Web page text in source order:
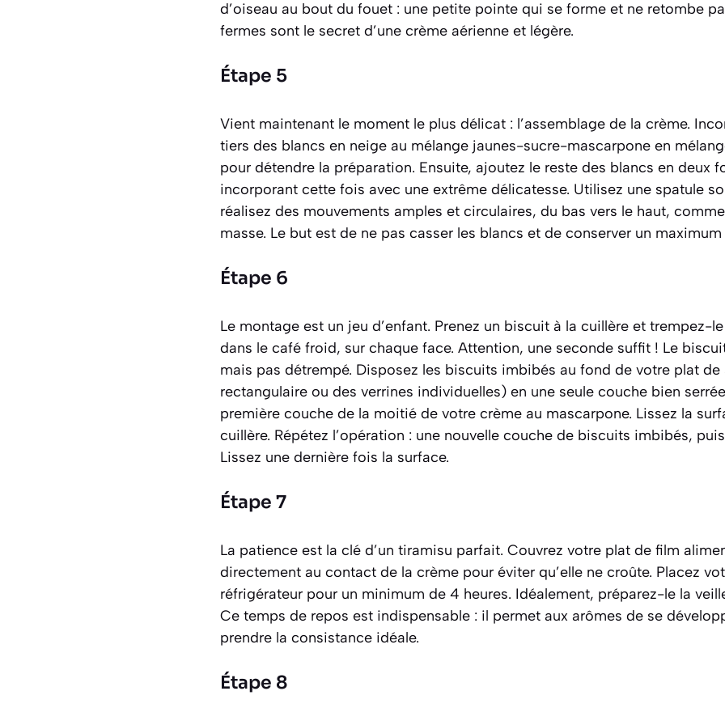
d’oiseau au bout du fouet : une petite pointe qui se forme et ne retombe
fermes sont le secret d’une crème aérienne et légère.
Étape 5
Vient maintenant le moment le plus délicat : l’assemblage de la crème.
tiers des blancs en neige au mélange jaunes-sucre-mascarpone en
pour détendre la préparation. Ensuite, ajoutez le reste des blancs en deux
incorporant cette fois avec une extrême délicatesse. Utilisez une spatule
réalisez des mouvements amples et circulaires, du bas vers le haut,
masse. Le but est de ne pas casser les blancs et de conserver un maximum
Étape 6
Le montage est un jeu d’enfant. Prenez un biscuit à la cuillère et trempez-
dans le café froid, sur chaque face. Attention, une seconde suffit ! Le
mais pas détrempé. Disposez les biscuits imbibés au fond de votre plat
rectangulaire ou des verrines individuelles) en une seule couche bien
première couche de la moitié de votre crème au mascarpone. Lissez la
cuillère. Répétez l’opération : une nouvelle couche de biscuits imbibés,
Lissez une dernière fois la surface.
Étape 7
La patience est la clé d’un tiramisu parfait. Couvrez votre plat de film
directement au contact de la crème pour éviter qu’elle ne croûte. Placez
réfrigérateur pour un minimum de 4 heures. Idéalement, préparez-le la
Ce temps de repos est indispensable : il permet aux arômes de se
prendre la consistance idéale.
Étape 8